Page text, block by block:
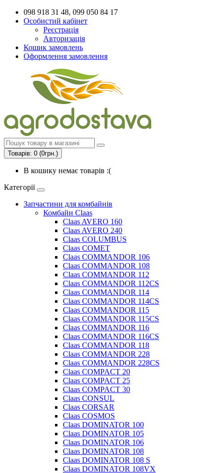
098 918 31 48, 099 050 84 17
Особистий кабінет
Реєстрація
Авторизація
Кошик замовлень
Оформлення замовлення
Товарів: 0 (0грн.)
В кошику немає товарів :(
Категорії
Запчастини для комбайнів
Комбайн Claas
Claas AVERO 160
Claas AVERO 240
Claas COLUMBUS
Claas COMET
Claas COMMANDOR 106
Claas COMMANDOR 108
Claas COMMANDOR 112
Claas COMMANDOR 112CS
Claas COMMANDOR 114
Claas COMMANDOR 114CS
Claas COMMANDOR 115
Claas COMMANDOR 115CS
Claas COMMANDOR 116
Claas COMMANDOR 116CS
Claas COMMANDOR 118
Claas COMMANDOR 228
Claas COMMANDOR 228CS
Claas COMPACT 20
Claas COMPACT 25
Claas COMPACT 30
Claas CONSUL
Claas CORSAR
Claas COSMOS
Claas DOMINATOR 100
Claas DOMINATOR 105
Claas DOMINATOR 106
Claas DOMINATOR 108
Claas DOMINATOR 108 S
Claas DOMINATOR 108VX